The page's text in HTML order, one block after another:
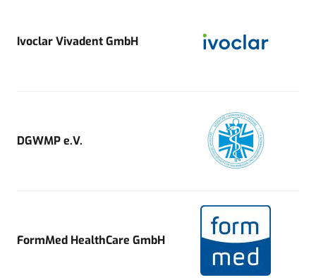
Ivoclar Vivadent GmbH
DGWMP e.V.
FormMed HealthCare GmbH